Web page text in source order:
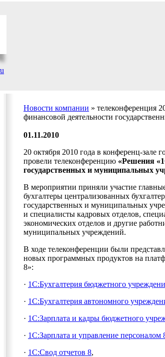
Новости компании » телеконференция
финансовой деятельности
01.11.2010
20 октября 2010 года в конференц-
провели телеконференцию «Решения
государственных и муниципальных
В мероприятии приняли участие
бухгалтеры централизованных
государственных и муниципальных
и специалисты кадровых отделов,
экономических отделов и другие
муниципальных учреждений.
В ходе телеконференции были
новых программных продуктов на
8»:
· 1С:Бухгалтерия бюджетного
· 1С:Бухгалтерия автономного
· 1С:Зарплата и кадры бюджетного
· 1С:Зарплата и управление персоналом
· 1С:Свод отчетов 8,